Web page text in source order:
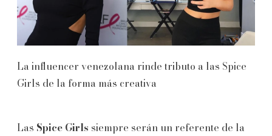
La influencer venezolana rinde tributo a las Spice
Girls de la forma más creativa
Las Spice Girls siempre serán un referente de la